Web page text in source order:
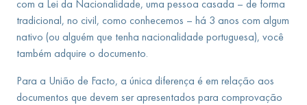
com a Lei da Nacionalidade, uma pessoa casada – de forma
tradicional, no civil, como conhecemos – há 3 anos com algum
nativo (ou alguém que tenha nacionalidade portuguesa), você
também adquire o documento.
Para a União de Facto, a única diferença é em relação aos
documentos que devem ser apresentados para comprovação